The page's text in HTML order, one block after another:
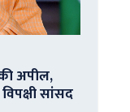
अपील,
सांसद